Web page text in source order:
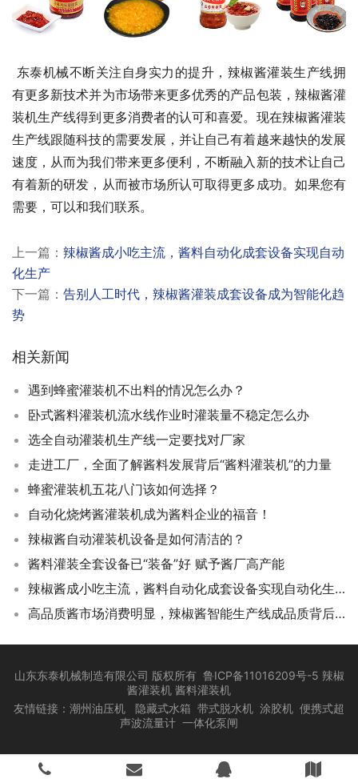
有更多新技术并为市场带来更多优秀的产品包装，辣椒酱灌
装机生产线得到更多消费者的认可和喜爱。现在辣椒酱灌装
生产线跟随科技的需要发展，并让自己有着越来越快的发展
速度，从而为我们带来更多便利，不断融入新的技术让自己
有着新的研发，从而被市场所认可取得更多成功。如果您有
需要，可以和我们联系。
上一篇： 辣椒酱成小吃主流，酱料自动化成套设备实现自动
化生产
下一篇： 告别人工时代，辣椒酱灌装成套设备成为智能化趋
势
相关新闻
遇到蜂蜜灌装机不出料的情况怎么办？
卧式酱料灌装机流水线作业时灌装量不稳定怎么办
选全自动灌装机生产线一定要找对厂家
走进工厂，全面了解酱料发展背后“酱料灌装机”的力量
蜂蜜灌装机五花八门该如何选择？
自动化烧烤酱灌装机成为酱料企业的福音！
辣椒酱自动灌装机设备是如何清洁的？
酱料灌装全套设备已“装备”好 赋予酱厂高产能
辣椒酱成小吃主流，酱料自动化成套设备实现自动化生产
高品质酱市场消费明显，辣椒酱智能生产线成品质背后驱动力！
山东东泰机械制造有限公司 版权所有 鲁ICP备11016209号-5 辣椒
酱灌装机 酱料灌装机
友情链接： 潮州油压机 隐藏式水箱 带式脱水机 涂胶机 便携式超
声波流量计 一体化泵闸